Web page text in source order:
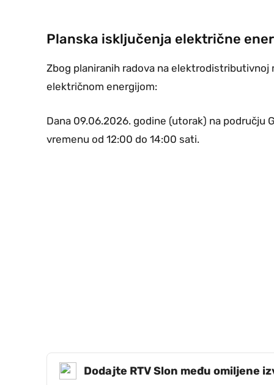
Planska isključenja električne
Zbog planiranih radova na elektrodistributivnoj
električnom energijom:
Dana 09.06.2026. godine (utorak) na području
vremenu od 12:00 do 14:00 sati.
Dodajte RTV Slon među omiljene